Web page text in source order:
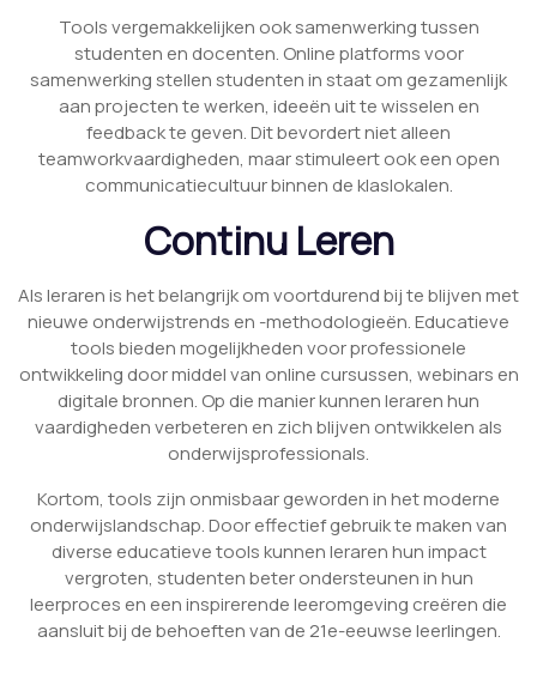
Tools vergemakkelijken ook samenwerking tussen
studenten en docenten. Online platforms voor
samenwerking stellen studenten in staat om gezamenlijk
aan projecten te werken, ideeën uit te wisselen en
feedback te geven. Dit bevordert niet alleen
teamworkvaardigheden, maar stimuleert ook een open
communicatiecultuur binnen de klaslokalen.
Continu Leren
Als leraren is het belangrijk om voortdurend bij te blijven met
nieuwe onderwijstrends en -methodologieën. Educatieve
tools bieden mogelijkheden voor professionele
ontwikkeling door middel van online cursussen, webinars en
digitale bronnen. Op die manier kunnen leraren hun
vaardigheden verbeteren en zich blijven ontwikkelen als
onderwijsprofessionals.
Kortom, tools zijn onmisbaar geworden in het moderne
onderwijslandschap. Door effectief gebruik te maken van
diverse educatieve tools kunnen leraren hun impact
vergroten, studenten beter ondersteunen in hun
leerproces en een inspirerende leeromgeving creëren die
aansluit bij de behoeften van de 21e-eeuwse leerlingen.